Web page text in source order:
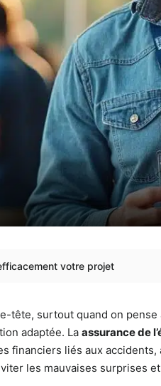
votre projet
tête, surtout quand on
adaptée. La assurance de
liés aux
les mauvaises surprises